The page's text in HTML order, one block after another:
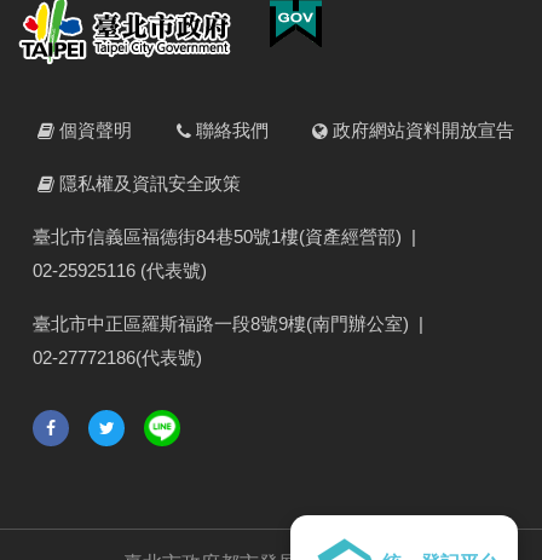
個資聲明 聯絡我們 政府網站資料開放宣告
隱私權及資訊安全政策
臺北市信義區福德街84巷50號1樓(資產經營部) |
02-25925116 (代表號)
臺北市中正區羅斯福路一段8號9樓(南門辦公室) |
02-27772186(代表號)